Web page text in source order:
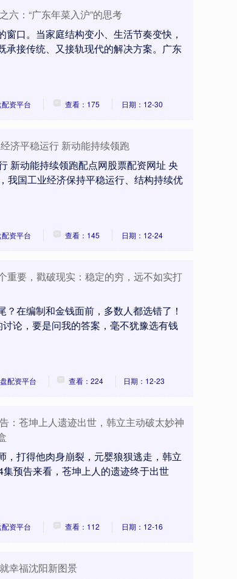
六：“广东年菜入沪”的思考
口。当家庭结构变小、生活节奏变快，
承接传统、又接轨现代的解决方案。广东
资平台 查看：175 日期：12-30
济平稳运行 新动能持续领跑
新动能持续领跑配点网股票配资网址 央
我国工业经济保持平稳运行、结构持续优
资平台 查看：145 日期：12-24
重要，戳破现实：稳定的穷，远不如实打
在编制和金钱面前，多数人都选错了！
论，要是问我的答案，毫不犹豫选有钱
配资平台 查看：224 日期：12-23
：苍坤上人遗迹出世，韩立主动破太妙神
，打得他肉身崩裂，元婴狼狈逃走，韩立
预告来看，苍坤上人的遗迹终于出世
资平台 查看：112 日期：12-16
幸福沈阳新图景